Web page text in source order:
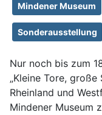
Mindener Museum
Sonderausstellung
Nur noch bis zum
„Kleine Tore,
Rheinland und
Mindener Museum